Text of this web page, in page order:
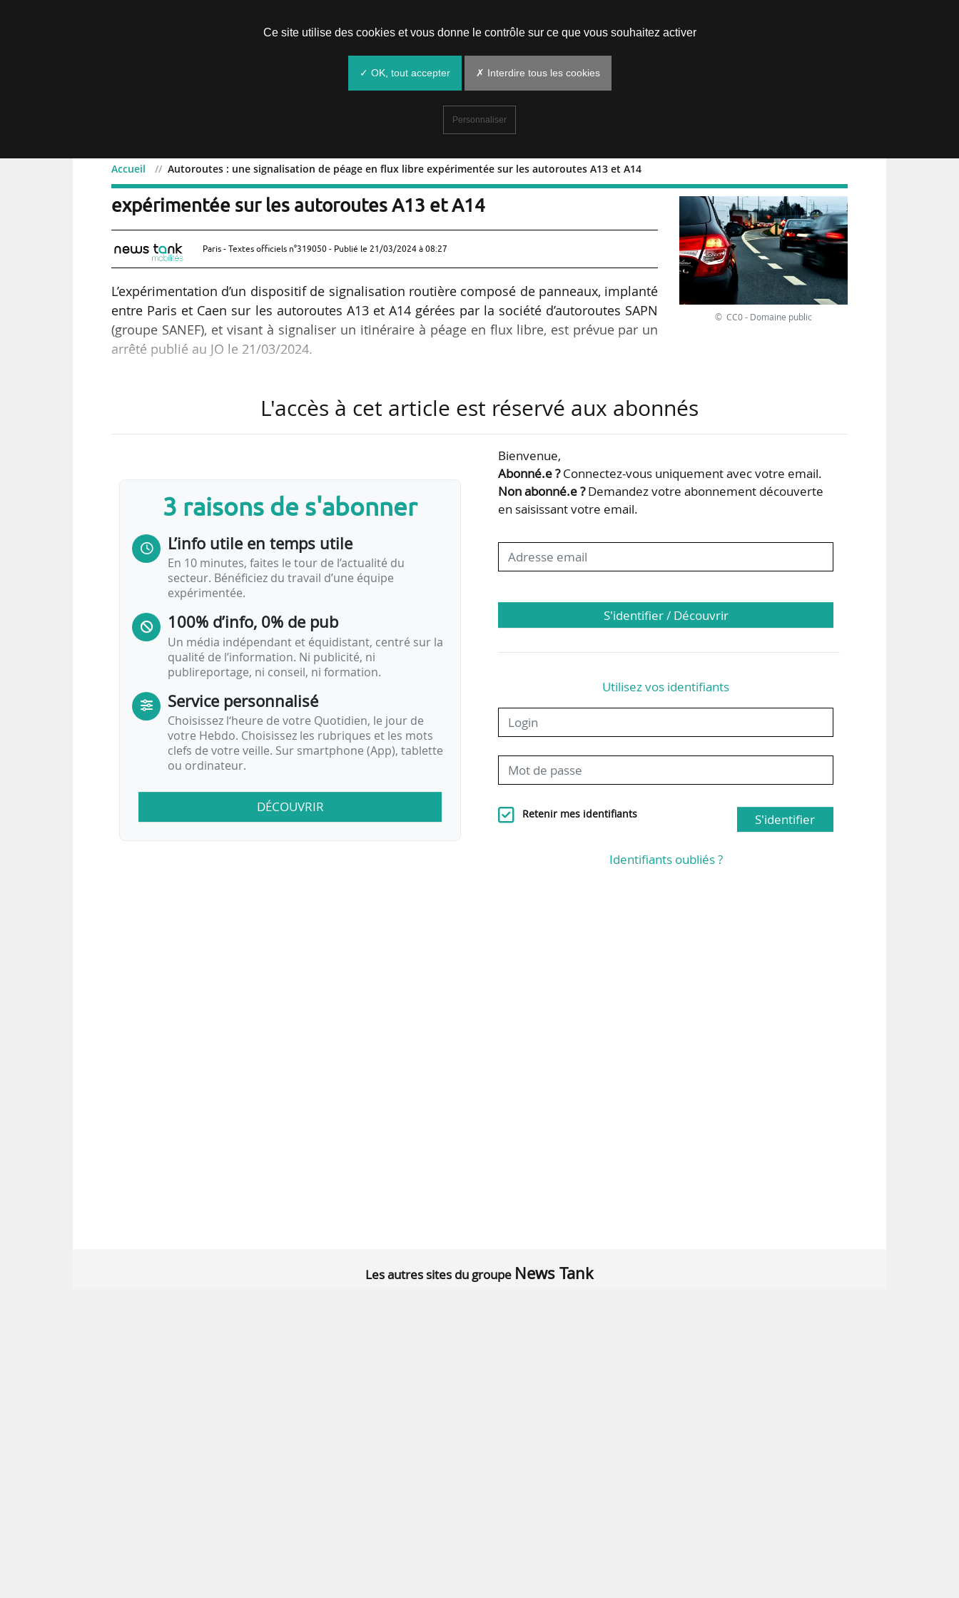
Accueil Autoroutes : une signalisation de péage en flux libre expérimentée sur les autoroutes A13 et A14
Autoroutes : une signalisation de péage en flux libre
expérimentée sur les autoroutes A13 et A14
Paris - Textes officiels n°319050 - Publié le 21/03/2024 à 08:27
L’expérimentation d’un dispositif de signalisation routière composé de panneaux, implanté
entre Paris et Caen sur les autoroutes A13 et A14 gérées par la société d’autoroutes SAPN
(groupe SANEF), et visant à signaliser un itinéraire à péage en flux libre, est prévue par un
arrêté publié au JO le 21/03/2024.
et A14 leur approche de l’entrée sur une section à péage, leur prescrire l’obligation de
La signalisation précise les différentes possibilités de paiement dont l’usager dispose,
dans la limite d’un délai de post-paiement fixé à 72 heures. S’il n’est pas abonné au
© CC0 - Domaine public
L'accès à cet article est réservé aux abonnés
3 raisons de s'abonner
L’info utile en temps utile
En 10 minutes, faites le tour de l’actualité du
secteur. Bénéficiez du travail d’une équipe
expérimentée.
100% d’info, 0% de pub
Un média indépendant et équidistant, centré sur la
qualité de l’information. Ni publicité, ni
publireportage, ni conseil, ni formation.
Service personnalisé
Choisissez l‘heure de votre Quotidien, le jour de
votre Hebdo. Choisissez les rubriques et les mots
clefs de votre veille. Sur smartphone (App), tablette
ou ordinateur.
DÉCOUVRIR
Bienvenue,
Abonné.e ?Connectez-vous uniquement avec votre email.
Non abonné.e ?Demandez votre abonnement découverte
en saisissant votre email.
S'identifier / Découvrir
Utilisez vos identifiants
Retenir mes identifiants S'identifier
Identifiants oubliés ?
Les autres sites du groupe News Tank
Ce site utilise des cookies et vous donne le contrôle sur ce que vous souhaitez activer
✓ OK, tout accepter ✗ Interdire tous les cookies
Personnaliser